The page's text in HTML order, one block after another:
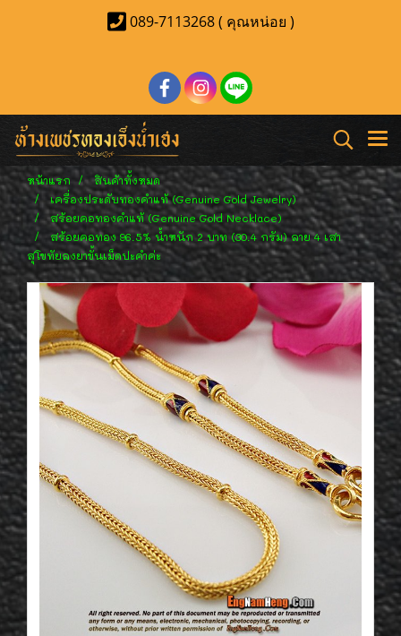
089-7113268 ( คุณหน่อย )
หน้าแรก
สินค้าทั้งหมด
เครื่องประดับทองคำแท้ (Genuine Gold Jewelry)
สร้อยคอทองคำแท้ (Genuine Gold Necklace)
สร้อยคอทอง 96.5% น้ำหนัก 2 บาท (30.4 กรัม) ลาย 4 เสา
สุโขทัยลงยาขั้นเม็ดปะคำค่ะ